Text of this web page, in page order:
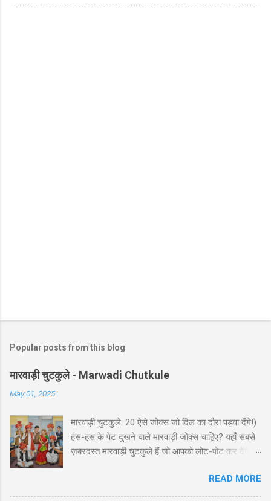
Popular posts from this blog
मारवाड़ी चुटकुले - Marwadi Chutkule
May 01, 2025
मारवाड़ी चुटकुले: 20 ऐसे जोक्स जो दिल का दौरा पड़वा देंगे!)
हंस-हंस के पेट दुखने वाले मारवाड़ी जोक्स चाहिए? यहाँ सबसे
ज़बरदस्त मारवाड़ी चुटकुले हैं जो आपको लोट-पोट कर देंगे! ⚡
पढ़ते ही हंसी नहीं रोक पाएंगे आप! 🤪 😂 मारवाड़ी हंसी के
धमाकेदार जोक्स 💥 "एक मारवाड़ी ने अपनी बीवी को गिफ्ट में
READ MORE